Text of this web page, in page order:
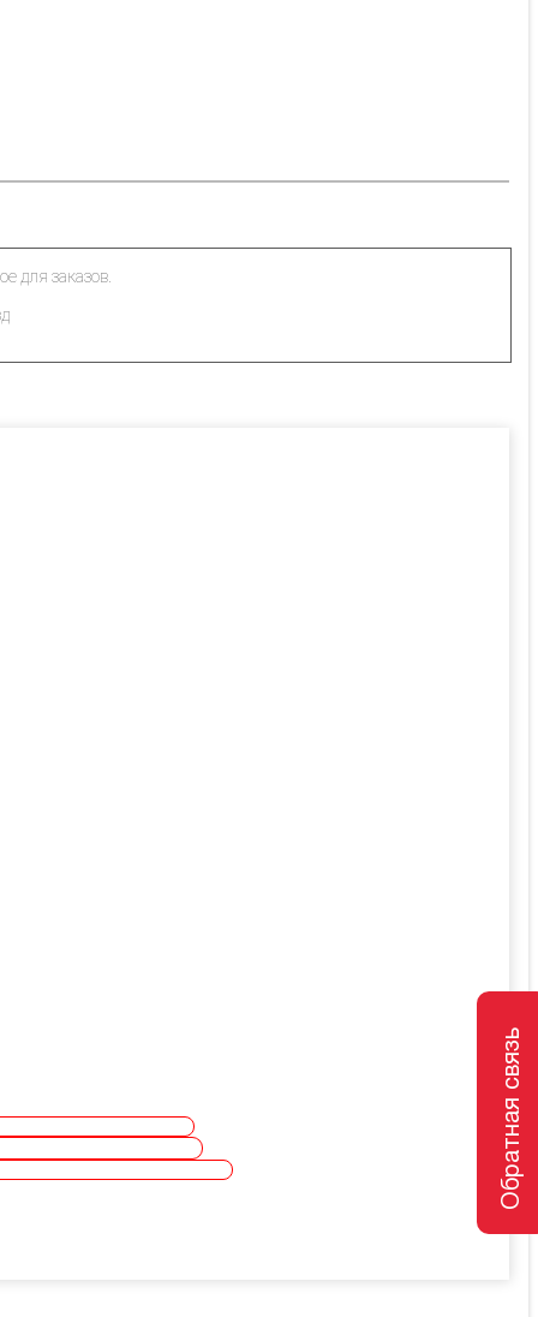
для заказов.
Обратная связь